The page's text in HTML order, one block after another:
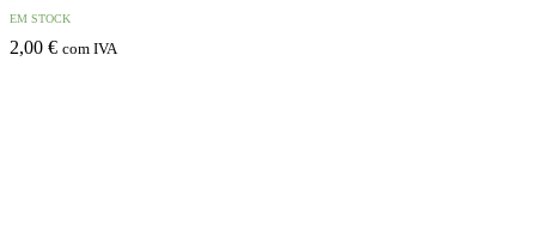
EM STOCK
2,00 € com IVA